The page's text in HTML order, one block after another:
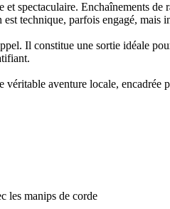
spectaculaire. Enchaînements de
technique, parfois engagé, mais
Il constitue une sortie idéale
aventure locale, encadrée
les manips de corde